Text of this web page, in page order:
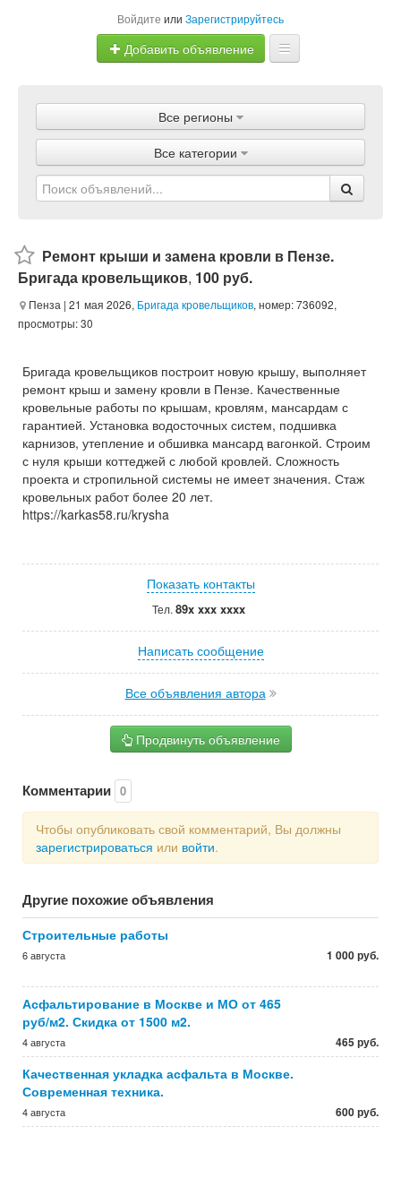
Войдите или Зарегистрируйтесь
Добавить объявление
Объявления
Магазины
Услуги
Все регионы
Все категории
Ремонт крыши и замена кровли в Пензе.
Бригада кровельщиков, 100 руб.
Пенза | 21 мая 2026, Бригада кровельщиков, номер: 736092,
просмотры: 30
Бригада кровельщиков построит новую крышу, выполняет
ремонт крыш и замену кровли в Пензе. Качественные
кровельные работы по крышам, кровлям, мансардам с
гарантией. Установка водосточных систем, подшивка
карнизов, утепление и обшивка мансард вагонкой. Строим
с нуля крыши коттеджей с любой кровлей. Сложность
проекта и стропильной системы не имеет значения. Стаж
кровельных работ более 20 лет.
https://karkas58.ru/krysha
Показать контакты
Тел. 89x xxx xxxx
Написать сообщение
Все объявления автора
Продвинуть объявление
Комментарии 0
Чтобы опубликовать свой комментарий, Вы должны
зарегистрироваться или войти.
Другие похожие объявления
Строительные работы
6 августа 1 000 руб.
Асфальтирование в Москве и МО от 465
руб/м2. Скидка от 1500 м2.
4 августа 465 руб.
Качественная укладка асфальта в Москве.
Современная техника.
4 августа 600 руб.